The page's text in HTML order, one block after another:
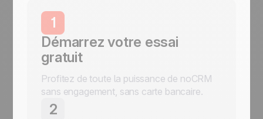
1
Démarrez votre essai
gratuit
Profitez de toute la puissance de noCRM
sans engagement, sans carte bancaire.
2